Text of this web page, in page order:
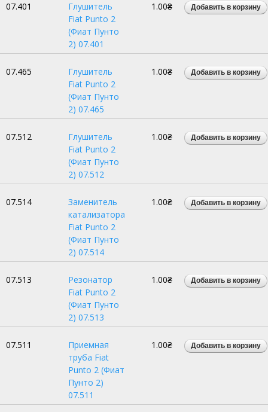
07.401
Глушитель
Fiat Punto 2
(Фиат Пунто
2) 07.401
1.00₴
07.465
Глушитель
Fiat Punto 2
(Фиат Пунто
2) 07.465
1.00₴
07.512
Глушитель
Fiat Punto 2
(Фиат Пунто
2) 07.512
1.00₴
07.514
Заменитель
катализатора
Fiat Punto 2
(Фиат Пунто
2) 07.514
1.00₴
07.513
Резонатор
Fiat Punto 2
(Фиат Пунто
2) 07.513
1.00₴
07.511
Приемная
труба Fiat
Punto 2 (Фиат
Пунто 2)
07.511
1.00₴